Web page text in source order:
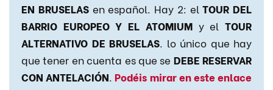
EN BRUSELASen español. Hay 2: elTOUR DEL
BARRIO EUROPEO Y EL ATOMIUMy elTOUR
ALTERNATIVO DE BRUSELAS. lo único que hay
que tener en cuenta es que se DEBE RESERVAR
CON ANTELACIÓN.Podéis mirar en este enlace